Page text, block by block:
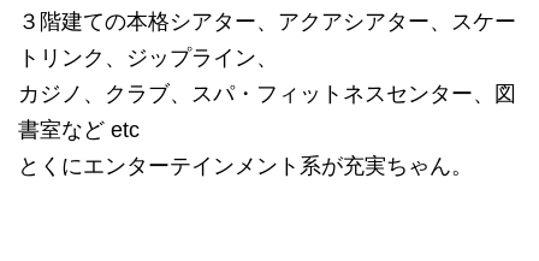
３階建ての本格シアター、アクアシアター、スケー
トリンク、ジップライン、
カジノ、クラブ、スパ・フィットネスセンター、図
書室など etc
とくにエンターテインメント系が充実ちゃん。